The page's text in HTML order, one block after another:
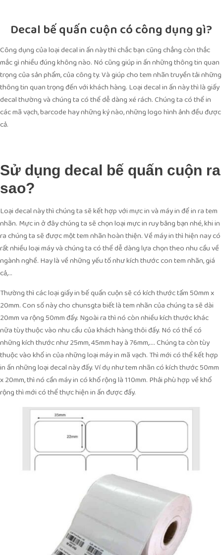
Decal bế quấn cuộn có công dụng gì?
Công dụng của loại decal in ấn này thì chắc bạn cũng chẳng còn thắc
mắc gì nhiều đúng không nào. Nó cũng giúp in ấn những thông tin quan
trọng của sản phẩm, của công ty. Và giúp cho tem nhãn truyền tải những
thông tin quan trọng đến với khách hàng. Loại decal in ấn này thì là giấy
decal thường và chúng ta có thể dễ dàng xé rách. Chúng ta có thể in
các mã vạch, barcode hay những ký nào, những logo hình ảnh đều được
cả.
Sử dụng decal bế quấn cuộn ra
sao?
Loại decal này thì chúng ta sẽ kết hợp với mực in và máy in để in ra tem
nhãn. Mực in ở đây chúng ta sẽ chọn loại mực in ruy băng bạn nhé, khi in
ra chúng ta sẽ được một tem nhãn hoàn thiện. Về máy in thì hiện nay có
rất nhiều loại máy và chúng ta có thể dễ dàng lựa chọn theo nhu cầu về
ngành nghề. Hay là về những yếu tố như kích thước con tem nhãn, giá
cả,…
Thường thì các loại giấy in bế quấn cuộn sẽ có kích thước tấm 50mm x
20mm. Con số này cho chunsgta biết là tem nhãn của chúng ta sẽ dài
20mm va rộng 50mm đấy. Ngoài ra thì nó còn nhiều kích thước khác
nữa tùy thuộc vào nhu cầu của khách hàng thôi đấy. Nó có thể có
những kích thước như 25mm, 45mm hay à 76mm,…. Chúng ta còn tùy
thuộc vào khổ in của những loại máy in mã vạch. Thì mới có thể kết hợp
in ấn những loại decal này đấy. Ví dụ như tem nhãn có kích thước 50mm
x 20mm, thì nó cần máy in có khổ rộng là 110mm. Phải phù hợp về khổ
rộng thì mới có thể thực hiện in ấn được đấy.